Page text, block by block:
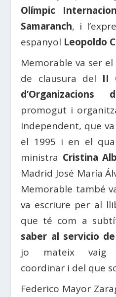
Olímpic
Samaranch, i
espanyol Leopoldo
Memorable va ser el
de clausura del II
promogut i
Independent, que
el 1995 i en el
ministra Cristina
Madrid José María
Memorable també
va escriure per al
que té com a
saber al servicio
jo mateix vaig
coordinar i del que
Federico Mayor